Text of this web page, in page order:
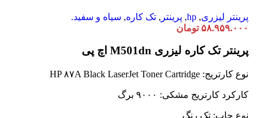
پرینتر لیزری,
hp
, پرینتر , تک کاره, سیاه و سفید.
۵۸.۹۵۹.۰۰۰ تومان
پرینتر تک کاره لیزری M501dn اچ پی
نوع کارتریج: HP ۸۷A Black LaserJet Toner Cartridge
کارکرد کارتریج مشکی: ۹۰۰۰ برگ
نوع چاپ: تک رنگ